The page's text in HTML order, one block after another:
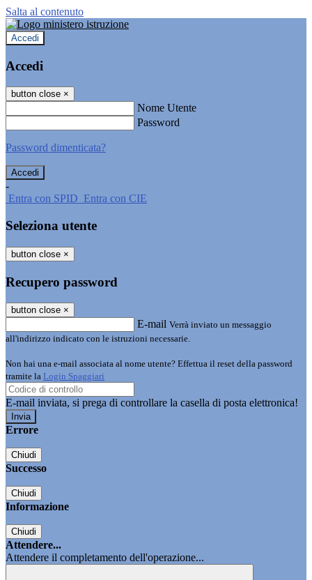
Salta al contenuto
Accedi
Accedi
button close ×
Nome Utente
Password
Password dimenticata?
-
Entra con SPID Entra con CIE
Seleziona utente
button close ×
Recupero password
button close ×
E-mail Verrà inviato un messaggio
all'indirizzo indicato con le istruzioni necessarie.
Non hai una e-mail associata al nome utente? Effettua il reset della password
tramite la Login Spaggiari
E-mail inviata, si prega di controllare la casella di posta elettronica!
Errore
Chiudi
Successo
Chiudi
Informazione
Chiudi
Attendere...
Attendere il completamento dell'operazione...